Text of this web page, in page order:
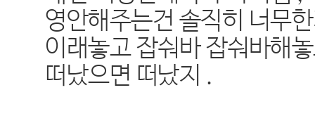
영안해주는건 솔직히 너무
이래놓고 잡숴바 잡숴바해
떠났으면 떠났지 .